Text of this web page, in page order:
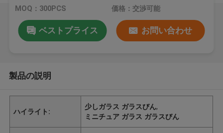
MOQ：300PCS 価格：交渉可能
ベストプライス お問い合わせ
製品の説明
ハイライト:
少しガラス ガラスびん,
ミニチュア ガラス ガラスびん